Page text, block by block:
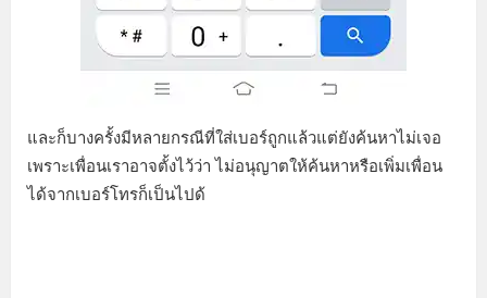
และก็บางครั้งมีหลายกรณีที่ใส่เบอร์ถูกแล้วแต่ยังค้นหาไม่เจอ
เพราะเพื่อนเราอาจตั้งไว้ว่า ไม่อนุญาตให้ค้นหาหรือเพิ่มเพื่อน
ได้จากเบอร์โทรก็เป็นไปด้